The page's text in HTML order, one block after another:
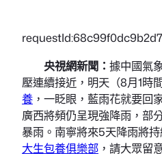
央視網新聞： 據中國氣
壓連續接近，明天（8月1時
養 ，一眨眼，藍雨花就要回
廣西將頻仍呈現強降雨，部
暴雨。南寧將來5天降雨將
大生包養俱樂部 ，請大眾留